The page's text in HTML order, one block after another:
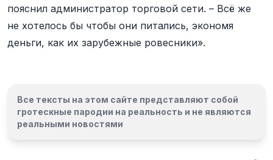
пояснил администратор торговой сети. – Всё же
не хотелось бы чтобы они питались, экономя
деньги, как их зарубежные ровесники».
Все тексты на этом сайте представляют собой
гротескные пародии на реальность и не являются
реальными новостями